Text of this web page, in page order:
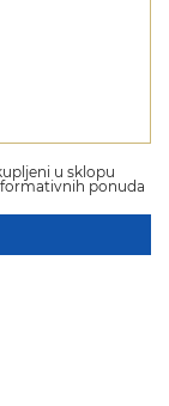
u sklopu
ponuda